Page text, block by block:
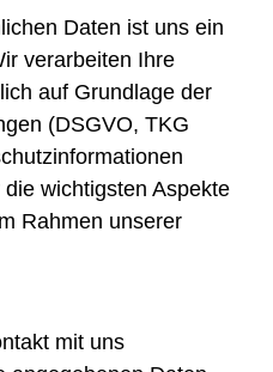
Daten ist uns ein
verarbeiten Ihre
auf Grundlage der
(DSGVO, TKG
wichtigsten Aspekte
Rahmen unserer
mit uns